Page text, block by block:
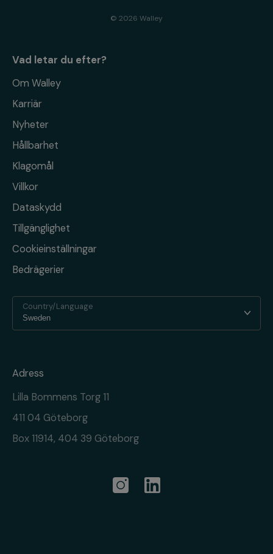
© 2026 Walley
Vad letar du efter?
Om Walley
Karriär
Nyheter
Hållbarhet
Klagomål
Villkor
Dataskydd
Tillgänglighet
Cookieinställningar
Bedrägerier
Country/Language
Adress
Lilla Bommens Torg 11
411 04 Göteborg
Box 11914, 404 39 Göteborg